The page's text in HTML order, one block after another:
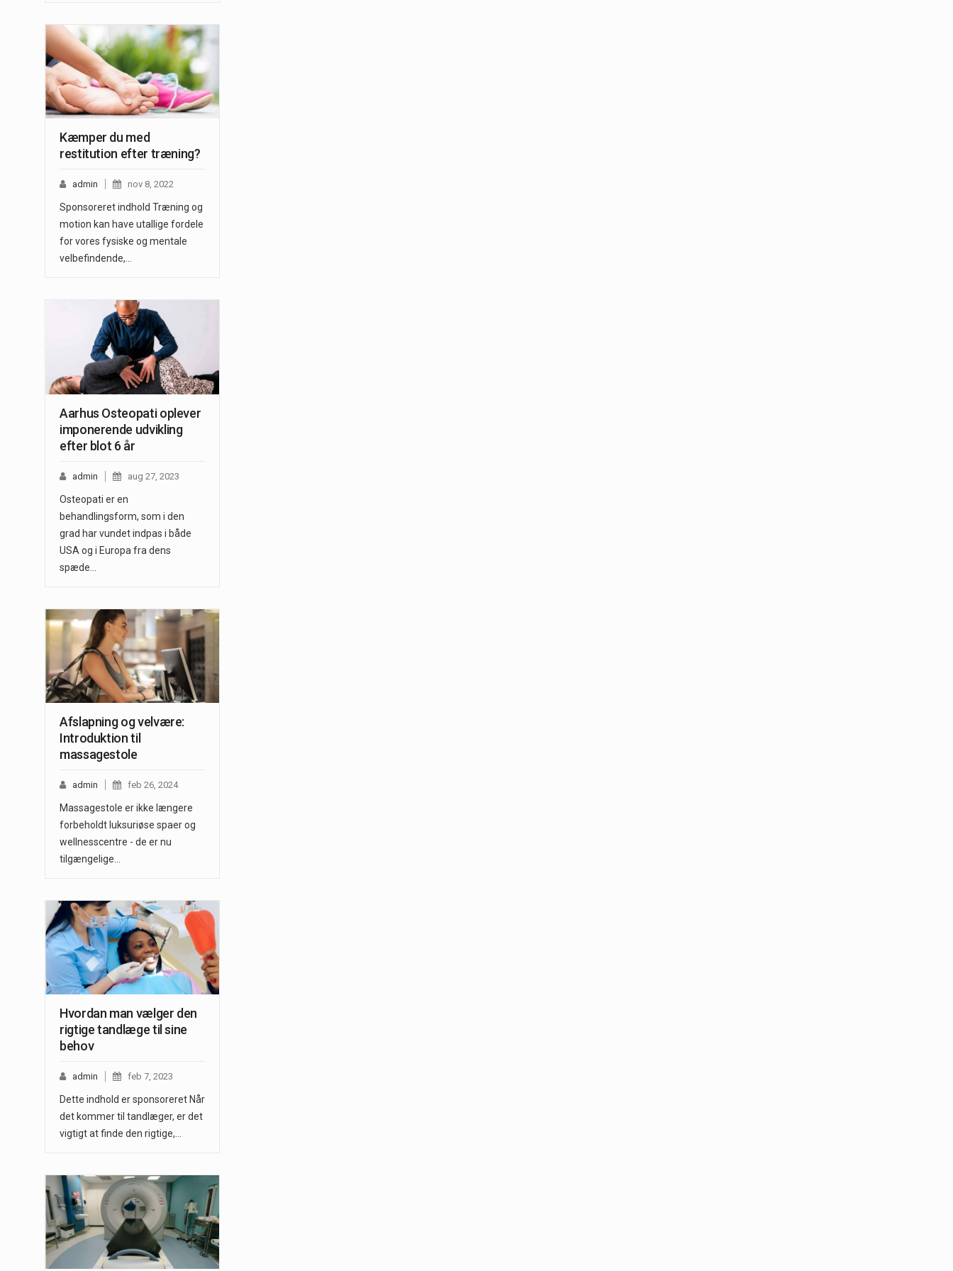
Kæmper du med
restitution efter træning?
admin nov 8, 2022
Sponsoreret indhold Træning og
motion kan have utallige fordele
for vores fysiske og mentale
velbefindende,…
Aarhus Osteopati oplever
imponerende udvikling
efter blot 6 år
admin aug 27, 2023
Osteopati er en
behandlingsform, som i den
grad har vundet indpas i både
USA og i Europa fra dens
spæde…
Afslapning og velvære:
Introduktion til
massagestole
admin feb 26, 2024
Massagestole er ikke længere
forbeholdt luksuriøse spaer og
wellnesscentre - de er nu
tilgængelige…
Hvordan man vælger den
rigtige tandlæge til sine
behov
admin feb 7, 2023
Dette indhold er sponsoreret Når
det kommer til tandlæger, er det
vigtigt at finde den rigtige,…